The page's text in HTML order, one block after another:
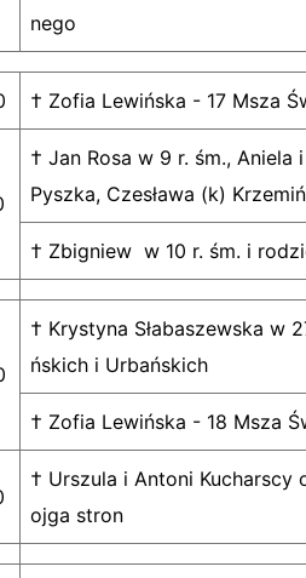
nego
† Zofia Lewińska - 17 Msza
† Jan Rosa w 9 r. śm., Aniela
Pyszka, Czesława (k)
† Zbigniew w 10 r. śm. i
† Krystyna Słabaszewska w
ńskich i Urbańskich
† Zofia Lewińska - 18 Msza
† Urszula i Antoni
ojga stron